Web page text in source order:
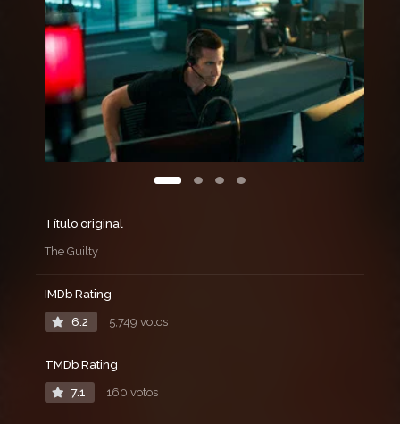
Título original
The Guilty
IMDb Rating
6.2 5,749 votos
TMDb Rating
7.1 160 votos